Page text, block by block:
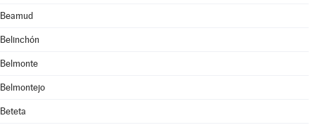
Beamud
Belinchón
Belmonte
Belmontejo
Beteta